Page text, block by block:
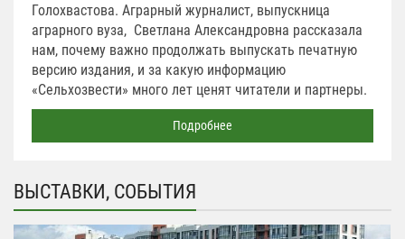
Голохвастова. Аграрный журналист, выпускница
аграрного вуза, Светлана Александровна рассказала
нам, почему важно продолжать выпускать печатную
версию издания, и за какую информацию
«Сельхозвести» много лет ценят читатели и партнеры.
Подробнее
ВЫСТАВКИ, СОБЫТИЯ